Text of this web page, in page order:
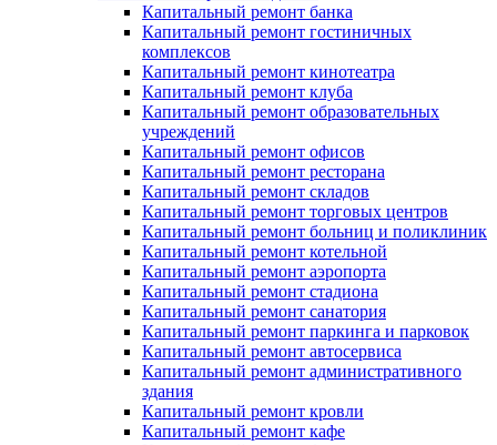
Капитальный ремонт банка
Капитальный ремонт гостиничных
комплексов
Капитальный ремонт кинотеатра
Капитальный ремонт клуба
Капитальный ремонт образовательных
учреждений
Капитальный ремонт офисов
Капитальный ремонт ресторана
Капитальный ремонт складов
Капитальный ремонт торговых центров
Капитальный ремонт больниц и поликлиник
Капитальный ремонт котельной
Капитальный ремонт аэропорта
Капитальный ремонт стадиона
Капитальный ремонт санатория
Капитальный ремонт паркинга и парковок
Капитальный ремонт автосервиса
Капитальный ремонт административного
здания
Капитальный ремонт кровли
Капитальный ремонт кафе